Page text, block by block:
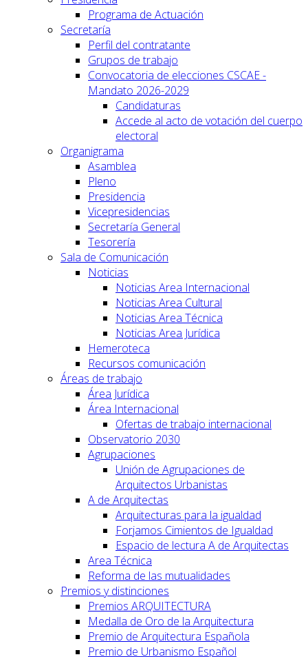
Programa de Actuación
Secretaría
Perfil del contratante
Grupos de trabajo
Convocatoria de elecciones CSCAE -
Mandato 2026-2029
Candidaturas
Accede al acto de votación del cuerpo
electoral
Organigrama
Asamblea
Pleno
Presidencia
Vicepresidencias
Secretaría General
Tesorería
Sala de Comunicación
Noticias
Noticias Area Internacional
Noticias Area Cultural
Noticias Area Técnica
Noticias Area Jurídica
Hemeroteca
Recursos comunicación
Áreas de trabajo
Área Jurídica
Área Internacional
Ofertas de trabajo internacional
Observatorio 2030
Agrupaciones
Unión de Agrupaciones de
Arquitectos Urbanistas
A de Arquitectas
Arquitecturas para la igualdad
Forjamos Cimientos de Igualdad
Espacio de lectura A de Arquitectas
Area Técnica
Reforma de las mutualidades
Premios y distinciones
Premios ARQUITECTURA
Medalla de Oro de la Arquitectura
Premio de Arquitectura Española
Premio de Urbanismo Español